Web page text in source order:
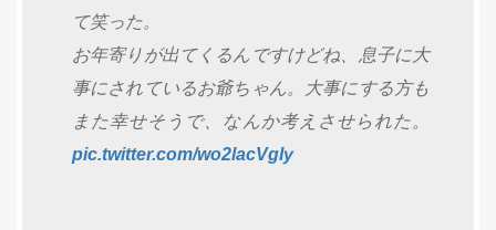
て笑った。
お年寄りが出てくるんですけどね、息子に大
事にされているお爺ちゃん。大事にする方も
また幸せそうで、なんか考えさせられた。
pic.twitter.com/wo2lacVgIy